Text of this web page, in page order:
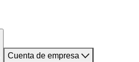
Cuenta de empresa